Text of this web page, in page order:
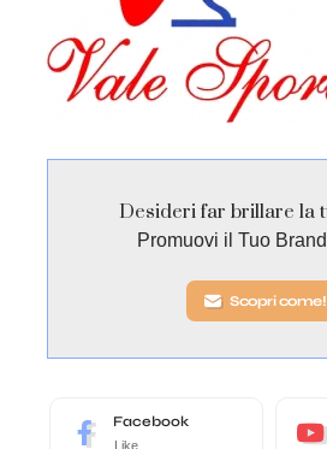
Desideri far brillare la
Promuovi il Tuo
Scopri come!
Facebook
Like